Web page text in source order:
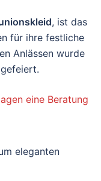
, ist das
für ihre festliche
Anlässen wurde
eine Beratung